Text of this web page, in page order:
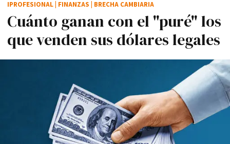
Cuánto ganan con el "puré" los
que venden sus dólares legales
IPROFESIONAL FINANZAS BRECHA CAMBIARIA